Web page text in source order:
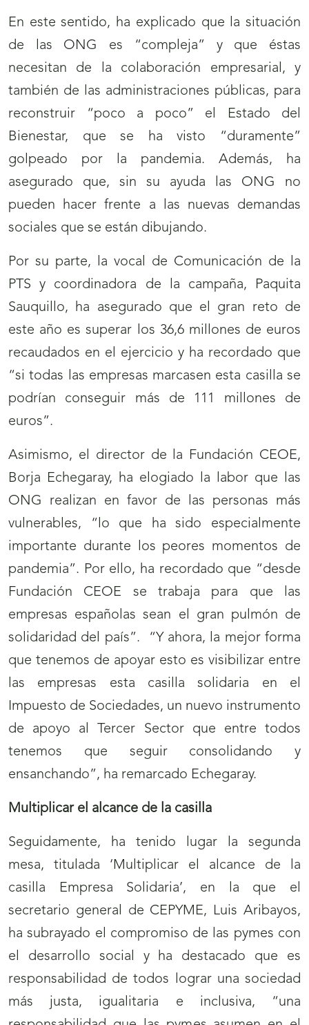
En este sentido, ha explicado que la situación
de las ONG es “compleja” y que éstas
necesitan de la colaboración empresarial, y
también de las administraciones públicas, para
reconstruir “poco a poco” el Estado del
Bienestar, que se ha visto “duramente”
golpeado por la pandemia. Además, ha
asegurado que, sin su ayuda las ONG no
pueden hacer frente a las nuevas demandas
sociales que se están dibujando.
Por su parte, la vocal de Comunicación de la
PTS y coordinadora de la campaña, Paquita
Sauquillo, ha asegurado que el gran reto de
este año es superar los 36,6 millones de euros
recaudados en el ejercicio y ha recordado que
“si todas las empresas marcasen esta casilla se
podrían conseguir más de 111 millones de
euros”.
Asimismo, el director de la Fundación CEOE,
Borja Echegaray, ha elogiado la labor que las
ONG realizan en favor de las personas más
vulnerables, “lo que ha sido especialmente
importante durante los peores momentos de
pandemia”. Por ello, ha recordado que “desde
Fundación CEOE se trabaja para que las
empresas españolas sean el gran pulmón de
solidaridad del país”. “Y ahora, la mejor forma
que tenemos de apoyar esto es visibilizar entre
las empresas esta casilla solidaria en el
Impuesto de Sociedades, un nuevo instrumento
de apoyo al Tercer Sector que entre todos
tenemos que seguir consolidando y
ensanchando”, ha remarcado Echegaray.
Multiplicar el alcance de la casilla
Seguidamente, ha tenido lugar la segunda
mesa, titulada ‘Multiplicar el alcance de la
casilla Empresa Solidaria’, en la que el
secretario general de CEPYME, Luis Aribayos,
ha subrayado el compromiso de las pymes con
el desarrollo social y ha destacado que es
responsabilidad de todos lograr una sociedad
más justa, igualitaria e inclusiva, “una